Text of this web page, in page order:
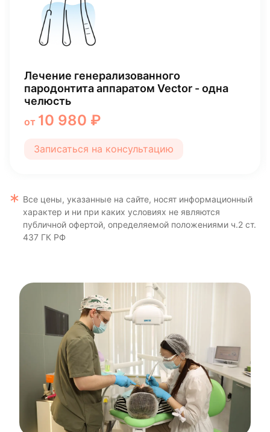
Лечение генерализованного
пародонтита аппаратом Vector - одна
челюсть
от10 980 ₽
Записаться на консультацию
Все цены, указанные на сайте, носят информационный
характер и ни при каких условиях не являются
публичной офертой, определяемой положениями ч.2 ст.
437 ГК РФ